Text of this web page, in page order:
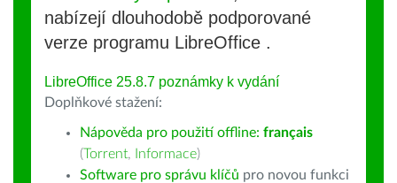
nabízejí dlouhodobě podporované
verze programu LibreOffice .
LibreOffice 25.8.7 poznámky k vydání
Doplňkové stažení:
Nápověda pro použití offline: français
(Torrent, Informace)
Software pro správu klíčů pro novou funkci